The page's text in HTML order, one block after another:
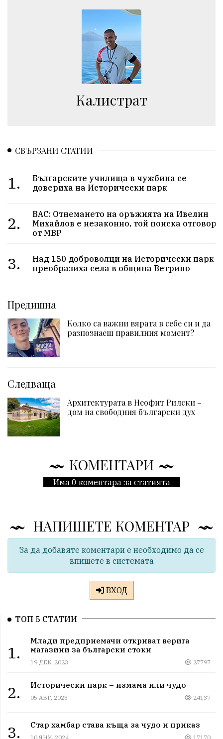
Калистрат
СВЪРЗАНИ СТАТИИ
1.
Българските училища в чужбина се
довериха на Исторически парк
2.
ВАС: Отнемането на оръжията на Ивелин
Михайлов е незаконно, той поиска отговор
от МВР
3.
Над 150 доброволци на Исторически парк
преобразиха села в община Ветрино
Предишна
Колко са важни вярата в себе си и да
разпознаеш правилния момент?
Следваща
Архитектурата в Неофит Рилски –
дом на свободния български дух
КОМЕНТАРИ
Има 0 коментара за статията
НАПИШЕТЕ КОМЕНТАР
За да добавяте коментари е необходимо да се
впишете в системата
ВХОД
ТОП 5 СТАТИИ
1.
Млади предприемачи откриват верига
магазини за български стоки
19 ДЕК, 2023 27797
2. Исторически парк – измама или чудо
05 АВГ, 2023 24137
3. Стар хамбар става къща за чудо и приказ
10 ЯНУ, 2024 17170